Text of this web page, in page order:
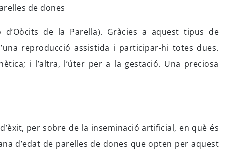
de dones
d’Oòcits de la Parella). Gràcies a aquest tipus de
reproducció assistida i participar-hi totes dues.
i l’altra, l’úter per a la gestació. Una preciosa
d’èxit, per sobre de la inseminació artificial, en què és
d’edat de parelles de dones que opten per aquest